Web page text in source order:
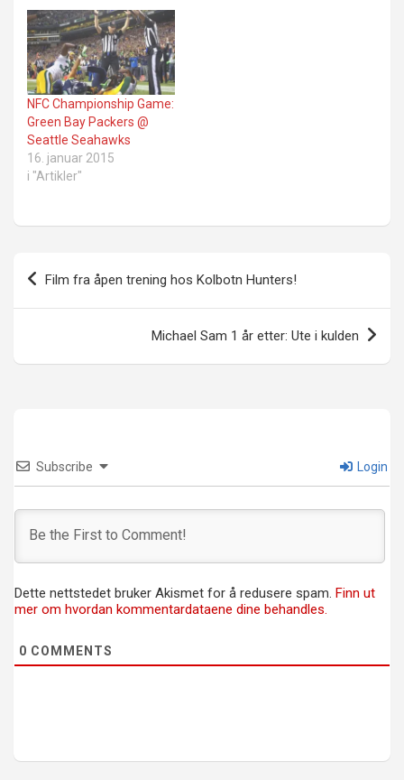
NFC Championship Game:
Green Bay Packers @
Seattle Seahawks
16. januar 2015
i "Artikler"
Innleggsnavigasjon
Film fra åpen trening hos Kolbotn Hunters!
Michael Sam 1 år etter: Ute i kulden
Subscribe Login
Dette nettstedet bruker Akismet for å redusere spam. Finn ut
mer om hvordan kommentardataene dine behandles.
0 COMMENTS